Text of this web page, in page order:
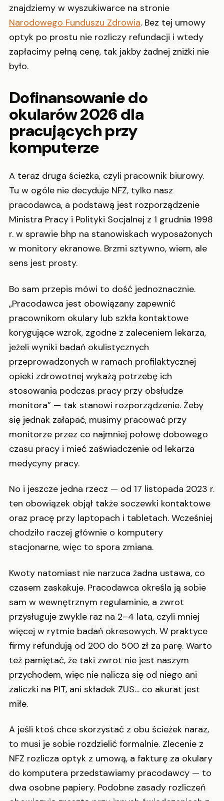
znajdziemy w wyszukiwarce na stronie
Narodowego Funduszu Zdrowia. Bez tej umowy
optyk po prostu nie rozliczy refundacji i wtedy
zapłacimy pełną cenę, tak jakby żadnej zniżki nie
było.
Dofinansowanie do
okularów 2026 dla
pracujących przy
komputerze
A teraz druga ścieżka, czyli pracownik biurowy.
Tu w ogóle nie decyduje NFZ, tylko nasz
pracodawca, a podstawą jest rozporządzenie
Ministra Pracy i Polityki Socjalnej z 1 grudnia 1998
r. w sprawie bhp na stanowiskach wyposażonych
w monitory ekranowe. Brzmi sztywno, wiem, ale
sens jest prosty.
Bo sam przepis mówi to dość jednoznacznie.
„Pracodawca jest obowiązany zapewnić
pracownikom okulary lub szkła kontaktowe
korygujące wzrok, zgodne z zaleceniem lekarza,
jeżeli wyniki badań okulistycznych
przeprowadzonych w ramach profilaktycznej
opieki zdrowotnej wykażą potrzebę ich
stosowania podczas pracy przy obsłudze
monitora” — tak stanowi rozporządzenie. Żeby
się jednak załapać, musimy pracować przy
monitorze przez co najmniej połowę dobowego
czasu pracy i mieć zaświadczenie od lekarza
medycyny pracy.
No i jeszcze jedna rzecz — od 17 listopada 2023 r.
ten obowiązek objął także soczewki kontaktowe
oraz pracę przy laptopach i tabletach. Wcześniej
chodziło raczej głównie o komputery
stacjonarne, więc to spora zmiana.
Kwoty natomiast nie narzuca żadna ustawa, co
czasem zaskakuje. Pracodawca określa ją sobie
sam w wewnętrznym regulaminie, a zwrot
przysługuje zwykle raz na 2–4 lata, czyli mniej
więcej w rytmie badań okresowych. W praktyce
firmy refundują od 200 do 500 zł za parę. Warto
też pamiętać, że taki zwrot nie jest naszym
przychodem, więc nie nalicza się od niego ani
zaliczki na PIT, ani składek ZUS… co akurat jest
miłe.
A jeśli ktoś chce skorzystać z obu ścieżek naraz,
to musi je sobie rozdzielić formalnie. Zlecenie z
NFZ rozlicza optyk z umową, a fakturę za okulary
do komputera przedstawiamy pracodawcy — to
dwa osobne papiery. Podobne zasady rozliczeń